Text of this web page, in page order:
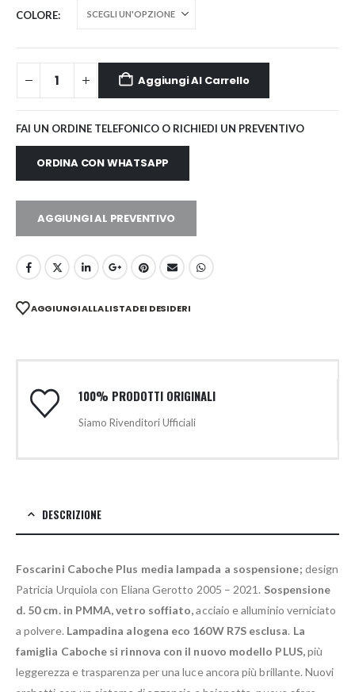
COLORE
Aggiungi Al Carrello
FAI UN ORDINE TELEFONICO O RICHIEDI UN PREVENTIVO
ORDINA CON WHATSAPP
AGGIUNGI AL PREVENTIVO
AGGIUNGI ALLA LISTA DEI DESIDERI
100% PRODOTTI ORIGINALI
Siamo Rivenditori Ufficiali
DESCRIZIONE
Foscarini Caboche Plus media lampada a sospensione; design
Patricia Urquiola con Eliana Gerotto 2005 – 2021. Sospensione
d. 50 cm. in PMMA, vetro soffiato,acciaio e alluminio verniciato
a polvere. Lampadina alogena eco 160W R7S esclusa. La
famiglia Caboche si rinnova con il nuovo modello PLUS,più
leggerezza e trasparenza per una luce ancora più brillante. Nuovi